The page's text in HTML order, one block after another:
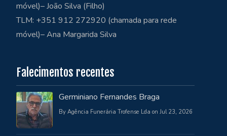
móvel)– João Silva (Filho)
TLM: +351 912 272920 (chamada para rede
móvel)– Ana Margarida Silva
Falecimentos recentes
Germiniano Fernandes Braga
By Agência Funerária Trofense Lda on Jul 23, 2026